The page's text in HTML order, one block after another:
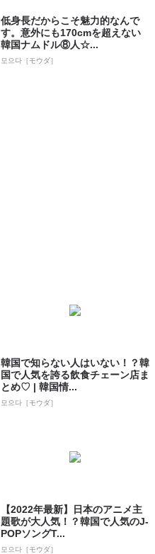
低身長だからこそ魅力的なんで
す。意外にも170cmを超えない
韓国ナムドル⑧人☆...
모으다［モウダ］
韓国で知らない人はいない！？韓
国で人気を誇る飲食チェーン店ま
とめ♡ | 韓国情...
모으다［モウダ］
【2022年最新】日本のアニメ主
題歌が大人気！？韓国で人気のJ-
POPソングT...
모으다［モウダ］